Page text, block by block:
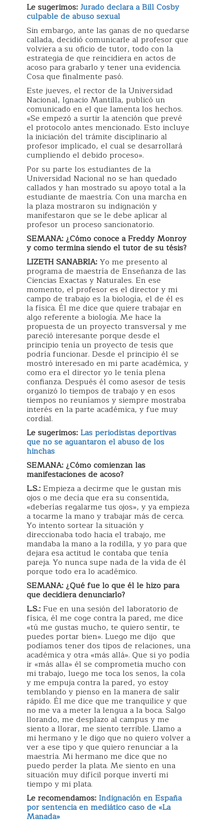
Le sugerimos:Jurado declara a Bill Cosby
culpable de abuso sexual
Sin embargo, ante las ganas de no quedarse
callada, decidió comunicarle al profesor que
volviera a su oficio de tutor, todo con la
estrategia de que reincidiera en actos de
acoso para grabarlo y tener una evidencia.
Cosa que finalmente pasó.
Este jueves, el rector de la Universidad
Nacional, Ignacio Mantilla, publicó un
comunicado en el que lamenta los hechos.
«Se empezó a surtir la atención que prevé
el protocolo antes mencionado. Esto incluye
la iniciación del trámite disciplinario al
profesor implicado, el cual se desarrollará
cumpliendo el debido proceso».
Por su parte los estudiantes de la
Universidad Nacional no se han quedado
callados y han mostrado su apoyo total a la
estudiante de maestría. Con una marcha en
la plaza mostraron su indignación y
manifestaron que se le debe aplicar al
profesor un proceso sancionatorio.
SEMANA: ¿Cómo conoce a Freddy Monroy
y como termina siendo el tutor de su tésis?
LIZETH SANABRIA:Yo me presento al
programa de maestría de Enseñanza de las
Ciencias Exactas y Naturales. En ese
momento, el profesor es el director y mi
campo de trabajo es la biología, el de él es
la física. Él me dice que quiere trabajar en
algo referente a biología. Me hace la
propuesta de un proyecto transversal y me
pareció interesante porque desde el
principio tenía un proyecto de tesis que
podría funcionar. Desde el principio él se
mostró interesado en mi parte académica, y
como era el director yo le tenía plena
confianza. Después él como asesor de tesis
organizó lo tiempos de trabajo y en esos
tiempos no reuníamos y siempre mostraba
interés en la parte académica, y fue muy
cordial.
Le sugerimos:Las periodistas deportivas
que no se aguantaron el abuso de los
hinchas
SEMANA: ¿Cómo comienzan las
manifestaciones de acoso?
L.S.:Empieza a decirme que le gustan mis
ojos o me decía que era su consentida,
«deberías regalarme tus ojos», y ya empieza
a tocarme la mano y trabajar más de cerca.
Yo intento sortear la situación y
direccionaba todo hacia el trabajo, me
mandaba la mano a la rodilla, y yo para que
dejara esa actitud le contaba que tenía
pareja. Yo nunca supe nada de la vida de él
porque todo era lo académico.
SEMANA: ¿Qué fue lo que él le hizo para
que decidiera denunciarlo?
L.S.:Fue en una sesión del laboratorio de
física, él me coge contra la pared, me dice
«tú me gustas mucho, te quiero sentir, te
puedes portar bien». Luego me dijo que
podíamos tener dos tipos de relaciones, una
académica y otra «más allá». Que si yo podía
ir «más alla» él se comprometia mucho con
mi trabajo, luego me toca los senos, la cola
y me empuja contra la pared, yo estoy
temblando y pienso en la manera de salir
rápido. Él me dice que me tranquilice y que
no me va a meter la lengua a la boca. Salgo
llorando, me desplazo al campus y me
siento a llorar, me siento terrible. Llamo a
mi hermano y le digo que no quiero volver a
ver a ese tipo y que quiero renunciar a la
maestría. Mi hermano me dice que no
puedo perder la plata. Me siento en una
situación muy difícil porque invertí mi
tiempo y mi plata.
Le recomendamos:Indignación en España
por sentencia en mediático caso de «La
Manada»